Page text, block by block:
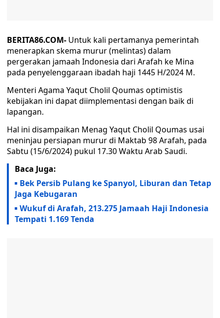
BERITA86.COM- Untuk kali pertamanya pemerintah
menerapkan skema murur (melintas) dalam
pergerakan jamaah Indonesia dari Arafah ke Mina
pada penyelenggaraan ibadah haji 1445 H/2024 M.
Menteri Agama Yaqut Cholil Qoumas optimistis
kebijakan ini dapat diimplementasi dengan baik di
lapangan.
Hal ini disampaikan Menag Yaqut Cholil Qoumas usai
meninjau persiapan murur di Maktab 98 Arafah, pada
Sabtu (15/6/2024) pukul 17.30 Waktu Arab Saudi.
Baca Juga:
Bek Persib Pulang ke Spanyol, Liburan dan Tetap
Jaga Kebugaran
Wukuf di Arafah, 213.275 Jamaah Haji Indonesia
Tempati 1.169 Tenda